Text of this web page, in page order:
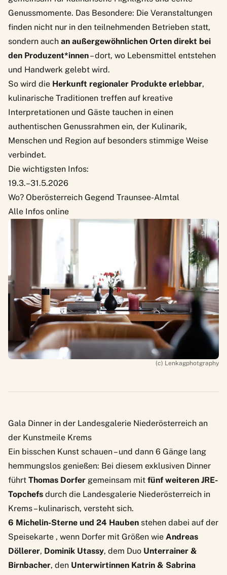
Genussmomente. Das Besondere: Die Veranstaltungen
finden nicht nur in den teilnehmenden Betrieben statt,
sondern auch an außergewöhnlichen Orten direkt bei
den Produzent*innen– dort, wo Lebensmittel entstehen
und Handwerk gelebt wird.
So wird die Herkunft regionaler Produkte erlebbar,
kulinarische Traditionen treffen auf kreative
Interpretationen und Gäste tauchen in einen
authentischen Genussrahmen ein, der Kulinarik,
Menschen und Region auf besonders stimmige Weise
verbindet.
Die wichtigsten Infos:
19.3.–31.5.2026
Wo? Oberösterreich Gegend Traunsee-Almtal
Alle Infos online
(c) Lenkagphotgraphy
Gala Dinner in der Landesgalerie Niederösterreich an
der Kunstmeile Krems
Ein bisschen Kunst schauen – und dann 6 Gänge lang
hemmungslos genießen: Bei diesem exklusiven Dinner
führt Thomas Dorfer gemeinsam mit fünf weiteren JRE-
Topchefs durch die Landesgalerie Niederösterreich in
Krems – kulinarisch, versteht sich.
6 Michelin-Sterne und 24 Hauben stehen dabei auf der
Speisekarte , wenn Dorfer mit Größen wie Andreas
Döllerer, Dominik Utassy, dem Duo Unterrainer &
Birnbacher, den Unterwirtinnen Katrin & Sabrina